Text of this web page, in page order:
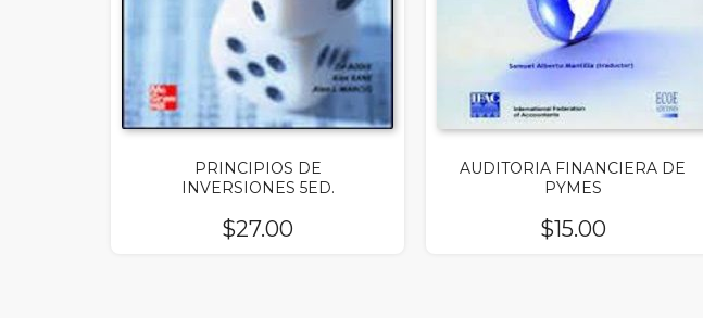
PRINCIPIOS DE
INVERSIONES 5ED.
$27.00
AUDITORIA FINANCIERA DE
PYMES
$15.00